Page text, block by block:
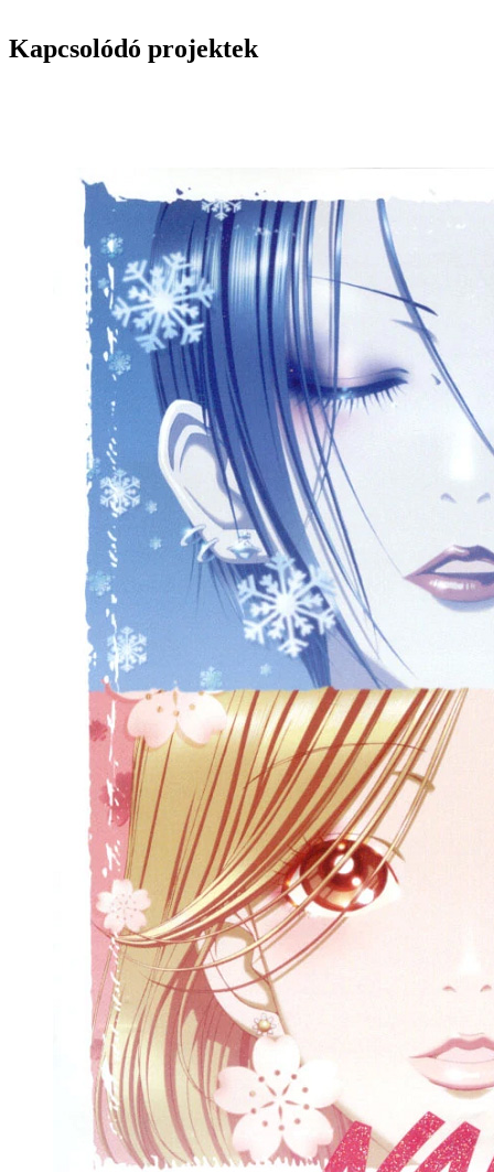
Kapcsolódó projektek